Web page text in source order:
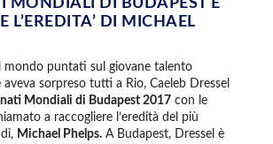
MONDIALI DI BUDAPEST E
L’EREDITA’ DI MICHAEL
mondo puntati sul giovane talento
sorpreso tutti a Rio, Caeleb Dressel
Mondiali di Budapest 2017 con le
a raccogliere l’eredità del più
Michael Phelps. A Budapest, Dressel è